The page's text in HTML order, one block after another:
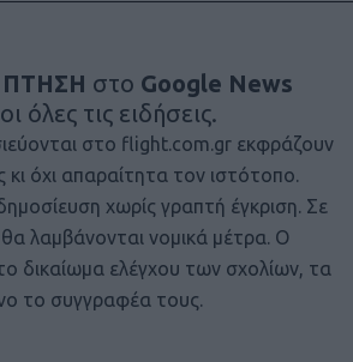
ΠΤΗΣΗ στο Google News
όλες τις ειδήσεις.
στο flight.com.gr εκφράζουν
όχι απαραίτητα τον ιστότοπο.
χωρίς γραπτή έγκριση. Σε
λαμβάνονται νομικά μέτρα. Ο
δικαίωμα ελέγχου των σχολίων, τα
το συγγραφέα τους.